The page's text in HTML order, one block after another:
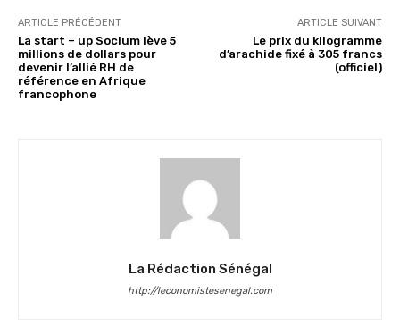
ARTICLE PRÉCÉDENT
La start – up Socium lève 5
millions de dollars pour
devenir l’allié RH de
référence en Afrique
francophone
ARTICLE SUIVANT
Le prix du kilogramme
d’arachide fixé à 305 francs
(officiel)
La Rédaction Sénégal
http://leconomistesenegal.com